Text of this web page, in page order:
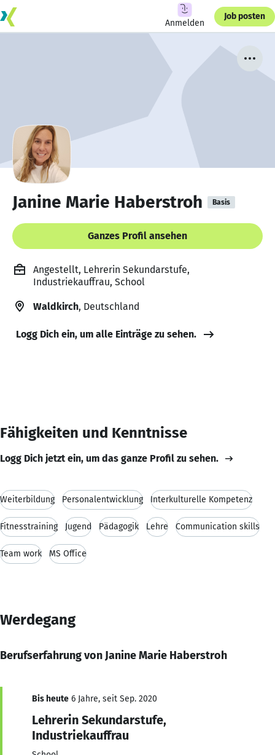
Anmelden
Job posten
Janine Marie Haberstroh Basis
Ganzes Profil ansehen
Angestellt, Lehrerin Sekundarstufe,
Industriekauffrau, School
Waldkirch, Deutschland
Logg Dich ein, um alle Einträge zu sehen.
Fähigkeiten und Kenntnisse
Logg Dich jetzt ein, um das ganze Profil zu sehen.
Weiterbildung Personalentwicklung Interkulturelle Kompetenz
Fitnesstraining Jugend Pädagogik Lehre Communication skills
Team work MS Office
Werdegang
Berufserfahrung von Janine Marie Haberstroh
Bis heute 6 Jahre, seit Sep. 2020
Lehrerin Sekundarstufe,
Industriekauffrau